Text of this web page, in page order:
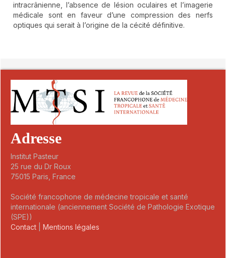
intracrânienne, l’absence de lésion oculaires et l’imagerie
médicale sont en faveur d’une compression des nerfs
optiques qui serait à l’origine de la cécité définitive.
Adresse
Institut Pasteur
25 rue du Dr Roux
75015 Paris, France
Société francophone de médecine tropicale et santé
internationale (anciennement Société de Pathologie Exotique
(SPE))
Contact
Mentions légales